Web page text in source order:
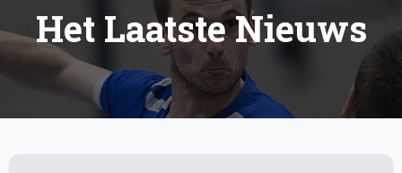
Het Laatste Nieuws